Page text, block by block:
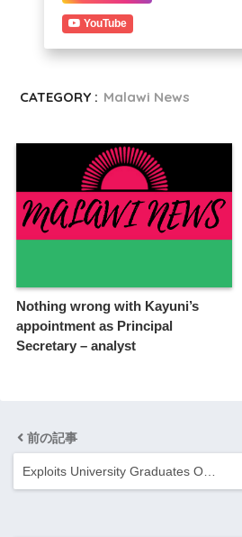
YouTube
CATEGORY : Malawi News
Nothing wrong with Kayuni’s
appointment as Principal
Secretary – analyst
前の記事
Exploits University Graduates O…